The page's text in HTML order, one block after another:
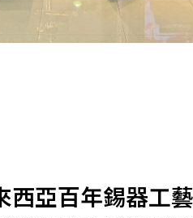
西亞百年錫器工